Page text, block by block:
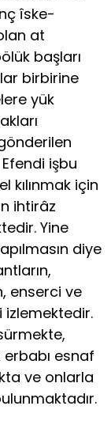
îske-
at
başları
birbirine
yük
işbu
için
ihtirâz
Yi­ne
diye
enserci ve
izle­mektedir.
esnaf
ve onlarla